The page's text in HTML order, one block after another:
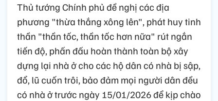
Thủ tướng Chính phủ đề nghị các địa
phương "thừa thắng xông lên", phát huy tinh
thần "thần tốc, thần tốc hơn nữa" rút ngắn
tiến độ, phấn đấu hoàn thành toàn bộ xây
dựng lại nhà ở cho các hộ dân có nhà bị sập,
đổ, lũ cuốn trôi, bảo đảm mọi người dân đều
có nhà ở trước ngày 15/01/2026 để kịp chào